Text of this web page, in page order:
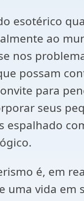
ao
nos
possam
para
seus
espalhado
é, em
uma vida em